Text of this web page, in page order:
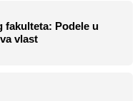
fakulteta: Podele u
vlast